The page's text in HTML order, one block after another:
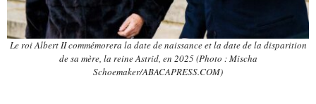
Le roi Albert II commémorera la date de naissance et la date de la disparition
de sa mère, la reine Astrid, en 2025 (Photo : Mischa
Schoemaker/ABACAPRESS.COM)